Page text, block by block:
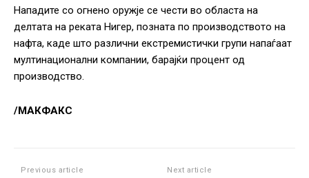
Нападите со огнено оружје се чести во областа на
делтата на реката Нигер, позната по производството на
нафта, каде што различни екстремистички групи напаѓаат
мултинационални компании, барајќи процент од
производство.
/МАКФАКС
Previous article Next article